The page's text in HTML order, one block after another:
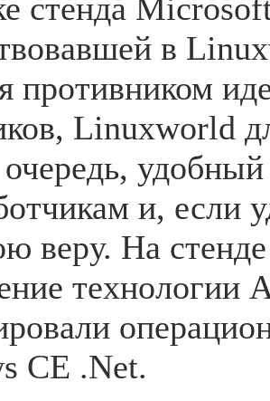
стенда
в
противником
Linuxworld
удобный
и, если
веру. На
технологии
CE .Net.